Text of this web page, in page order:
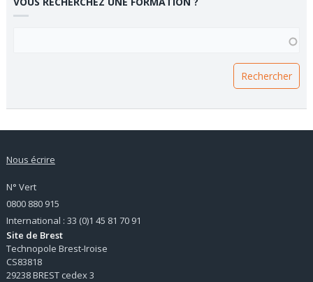
Nous écrire
N° Vert
0800 880 915
International : 33 (0)1 45 81 70 91
Site de Brest
Technopole Brest-Iroise
CS83818
29238 BREST cedex 3